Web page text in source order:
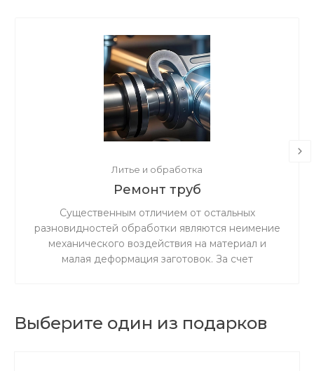
Литье и обработка
Ремонт труб
Существенным отличием от остальных
разновидностей обработки являются неимение
механического воздействия на материал и
малая деформация заготовок. За счет
Выберите один из подарков